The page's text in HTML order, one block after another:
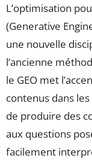
L’optimisation
(Generative
une nouvelle
l’ancienne
le GEO met
contenus dans les
de produire des
aux questions
facilement